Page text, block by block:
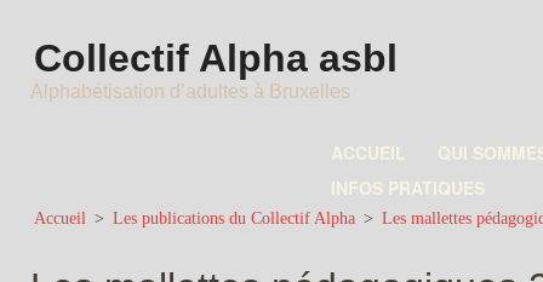
Collectif Alpha asbl
Alphabétisation d’adultes à Bruxelles
ACCUEIL
QUI
INFOS PRATIQUES
Accueil > Les publications du Collectif Alpha > Les mallettes